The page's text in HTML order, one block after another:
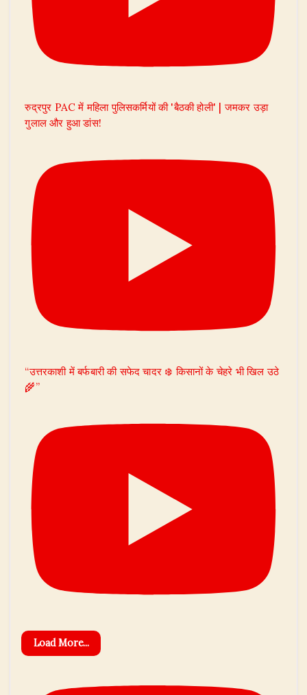
रुद्रपुर PAC में महिला पुलिसकर्मियों की 'बैठकी होली' | जमकर उड़ा
गुलाल और हुआ डांस!
“उत्तरकाशी में बर्फबारी की सफेद चादर ❄️ किसानों के चेहरे भी खिल उठे
🌾”
Load More...